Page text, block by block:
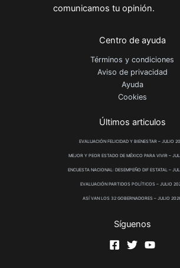
comunicamos tu opinión.
Centro de ayuda
Términos y condiciones
Aviso de privacidad
Ayuda
Cookies
Últimos articulos
EVALUACIÓN FELICIDAD Y BIENESTAR – JULIO
MEJOR Y PEOR ESTADO DE MÉXICO PARA VIVIR –
ENCUESTA NACIONAL: DESEMPEÑO DIF ESTATAL –
EVALUACIÓN PARTIDOS POLÍTICOS – JULIO
ASÍ VAN LOS 32 GOBERNADORES – JULIO
Síguenos